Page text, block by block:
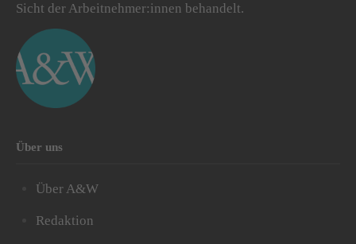
Sicht der Arbeitnehmer:innen behandelt.
Über uns
Über A&W
Redaktion